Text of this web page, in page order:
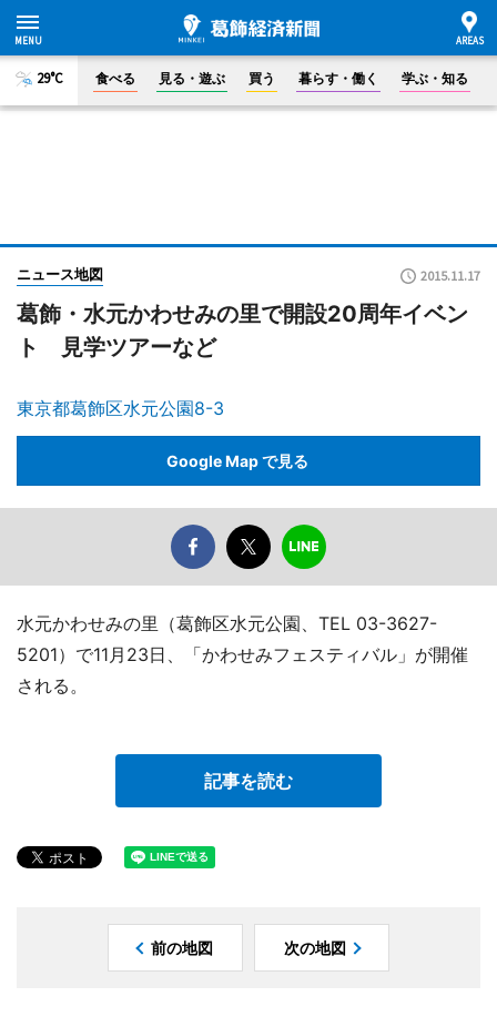
29°C 食べる 見る・遊ぶ 買う 暮らす・働く 学ぶ・知る
ニュース地図 2015.11.17
葛飾・水元かわせみの里で開設20周年イベン
ト 見学ツアーなど
東京都葛飾区水元公園8-3
Google Map で見る
水元かわせみの里（葛飾区水元公園、TEL 03-3627-
5201）で11月23日、「かわせみフェスティバル」が開催
される。
記事を読む
前の地図 次の地図